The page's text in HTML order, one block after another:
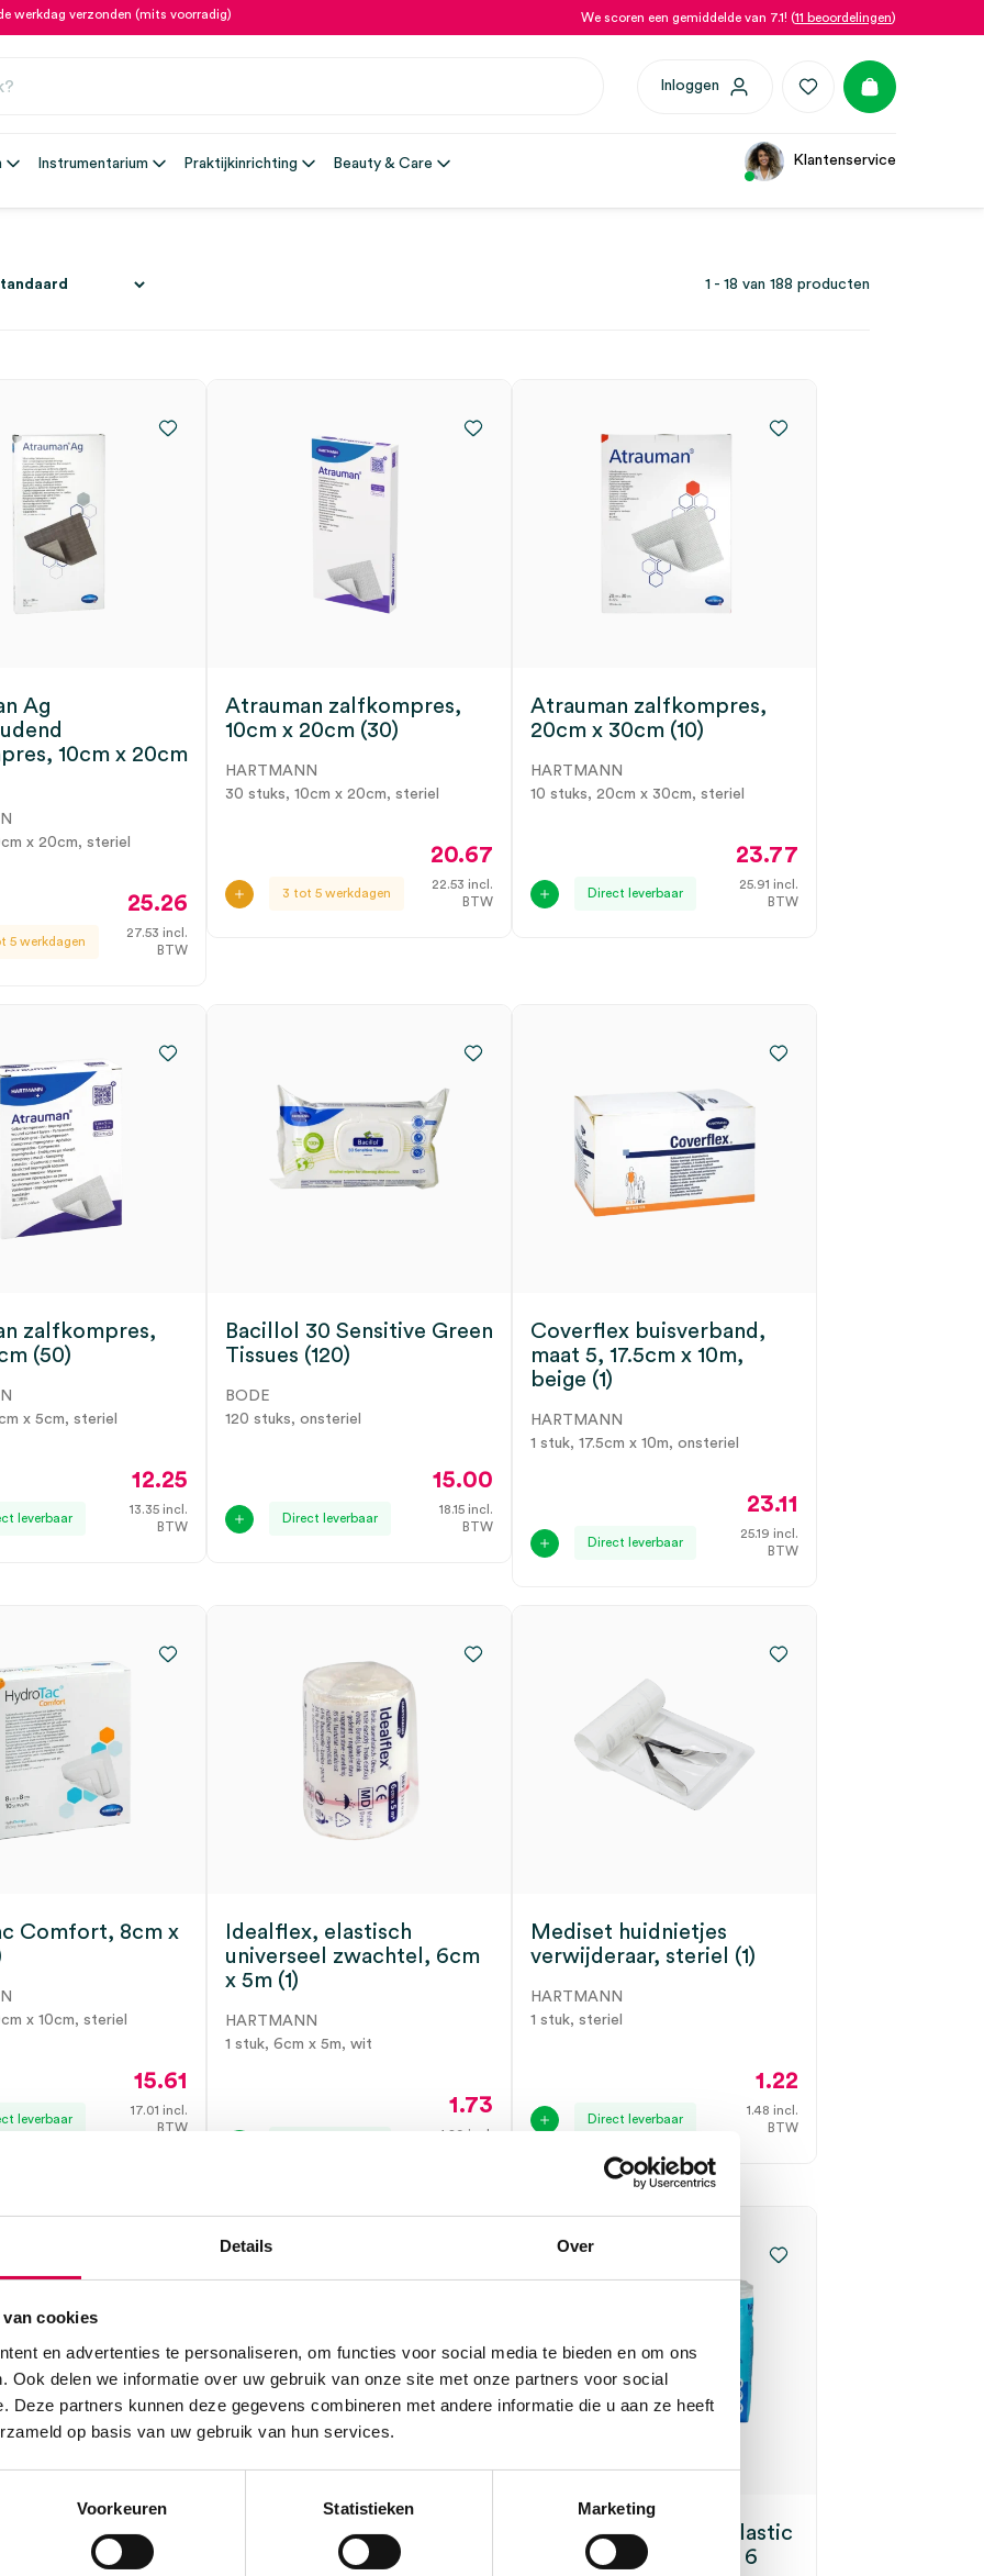
Details Over
cookies
en advertenties te personaliseren, om functies voor social media te bieden en om ons
Ook delen we informatie over uw gebruik van onze site met onze partners voor social
Deze partners kunnen deze gegevens combineren met andere informatie die u aan ze heeft
op basis van uw gebruik van hun services.
Voorkeuren Statistieken Marketing
werkdag verzonden (mits voorradig) We scoren een gemiddelde van 7.1! (11 beoordelingen)
Inloggen
Instrumentarium Praktijkinrichting Beauty & Care Klantenservice
1 - 18 van 188 producten
Ag
10cm x 20cm
x 20cm, steriel
5 werkdagen
25.26
27.53 incl.
BTW
Atrauman zalfkompres,
10cm x 20cm (30)
HARTMANN
30 stuks, 10cm x 20cm, steriel
3 tot 5 werkdagen
20.67
22.53 incl.
BTW
Atrauman zalfkompres,
20cm x 30cm (10)
HARTMANN
10 stuks, 20cm x 30cm, steriel
Direct leverbaar
23.77
25.91 incl.
BTW
zalfkompres,
(50)
x 5cm, steriel
leverbaar
12.25
13.35 incl.
BTW
Bacillol 30 Sensitive Green
Tissues (120)
BODE
120 stuks, onsteriel
Direct leverbaar
15.00
18.15 incl.
BTW
Coverflex buisverband,
maat 5, 17.5cm x 10m,
beige (1)
HARTMANN
1 stuk, 17.5cm x 10m, onsteriel
Direct leverbaar
23.11
25.19 incl.
BTW
Comfort, 8cm x
x 10cm, steriel
leverbaar
15.61
17.01 incl.
BTW
Idealflex, elastisch
universeel zwachtel, 6cm
x 5m (1)
HARTMANN
1 stuk, 6cm x 5m, wit
1.73
1.89 incl.
Mediset huidnietjes
verwijderaar, steriel (1)
HARTMANN
1 stuk, steriel
Direct leverbaar
1.22
1.48 incl.
BTW
Stick katoen,
+ 2xL, steriel
incontinentieslips, L, 7
MoliCare Premium Elastic
incontinentieslips, L, 6